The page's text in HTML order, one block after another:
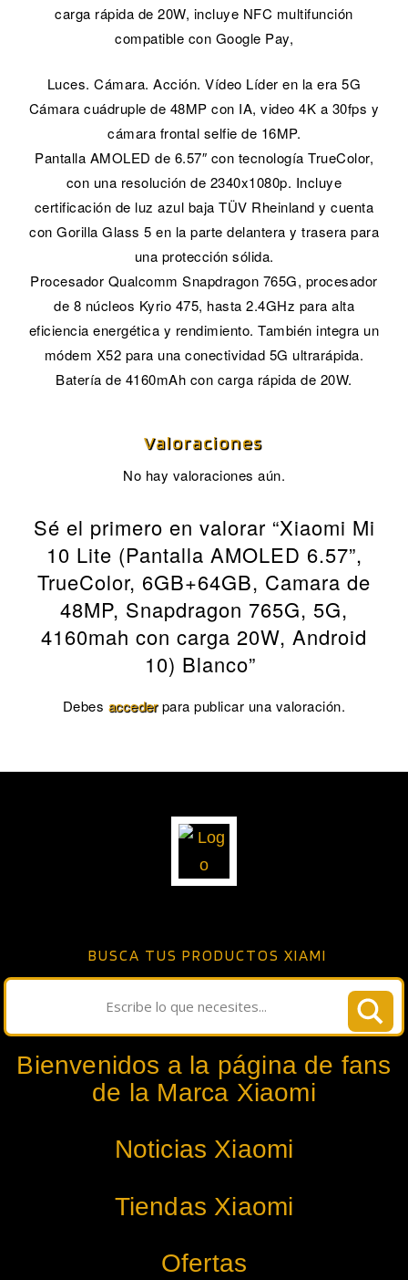
carga rápida de 20W, incluye NFC multifunción
compatible con Google Pay,
Luces. Cámara. Acción. Vídeo Líder en la era 5G
Cámara cuádruple de 48MP con IA, video 4K a 30fps y
cámara frontal selfie de 16MP.
Pantalla AMOLED de 6.57″ con tecnología TrueColor,
con una resolución de 2340x1080p. Incluye
certificación de luz azul baja TÜV Rheinland y cuenta
con Gorilla Glass 5 en la parte delantera y trasera para
una protección sólida.
Procesador Qualcomm Snapdragon 765G, procesador
de 8 núcleos Kyrio 475, hasta 2.4GHz para alta
eficiencia energética y rendimiento. También integra un
módem X52 para una conectividad 5G ultrarápida.
Batería de 4160mAh con carga rápida de 20W.
Valoraciones
No hay valoraciones aún.
Sé el primero en valorar “Xiaomi Mi
10 Lite (Pantalla AMOLED 6.57”,
TrueColor, 6GB+64GB, Camara de
48MP, Snapdragon 765G, 5G,
4160mah con carga 20W, Android
10) Blanco”
Debes accederpara publicar una valoración.
BUSCA TUS PRODUCTOS XIAMI
Bienvenidos a la página de fans
de la Marca Xiaomi
Noticias Xiaomi
Tiendas Xiaomi
Ofertas